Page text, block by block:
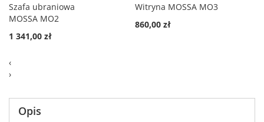
Szafa ubraniowa
MOSSA MO2
1 341,00 zł
Witryna MOSSA MO3
860,00 zł
‹
›
Opis